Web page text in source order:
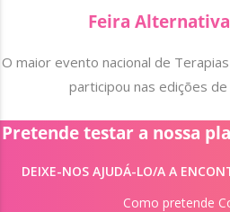
Feira
O maior evento nacional de
participou nas edições
Pretende testar a nossa
DEIXE-NOS AJUDÁ-LO/A A
Como pretende